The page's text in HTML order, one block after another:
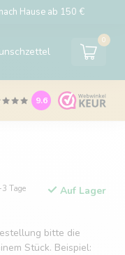
Hause ab 150 €
0
9.6
Tage Auf Lager
bitte die
Stück. Beispiel: